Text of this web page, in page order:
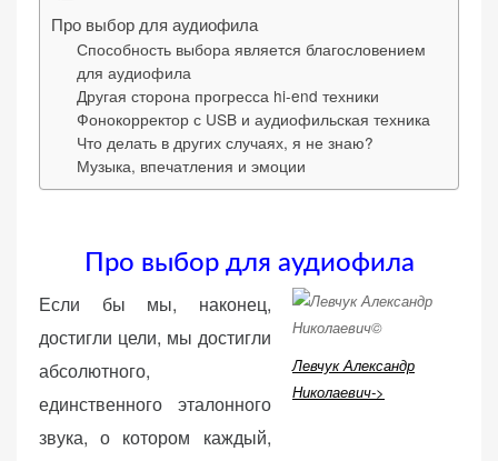
Про выбор для аудиофила
Способность выбора является благословением
для аудиофила
Другая сторона прогресса hi-end техники
Фонокорректор с USB и аудиофильская техника
Что делать в других случаях, я не знаю?
Музыка, впечатления и эмоции
Про выбор для аудиофила
Левчук Александр
Николаевич->
Если бы мы, наконец,
достигли цели, мы достигли
абсолютного,
единственного эталонного
звука, о котором каждый,
«Настройки
cookie»
Обязательные
(технические)
Необходимы для
работы сайта.
Сохраняют
корзину,
авторизацию. Они
необходимы для
веб-сайта.
Функциональные
Обеспечивают